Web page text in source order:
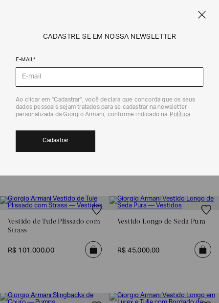
Coleção
RED CARPET FEMININO| GIORGIO
ARMANI
Vestido de Tule Plissado com
Strass
R$ 101 .000,00
Vestido Longo de Seda Pura
R$ 45.000,00
CADASTRE-SE EM NOSSA NEWSLETTER
E-MAIL*
Ao clicar em "Cadastrar", você declara que concorda que os seus
dados pessoais sejam tratados para se cadastrar na newsletter
personalizada da Giorgio Armani, conforme indicado na Política.
Cadastrar